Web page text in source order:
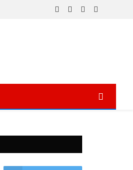
Facebook
X
InstagramWhatsApp